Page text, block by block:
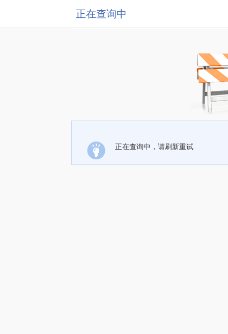
正在查询中
正在查询中，请刷新重试